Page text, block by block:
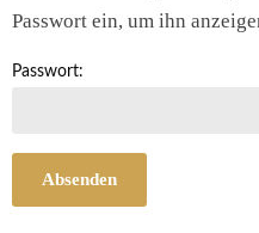
Passwort ein, um ihn
Passwort: